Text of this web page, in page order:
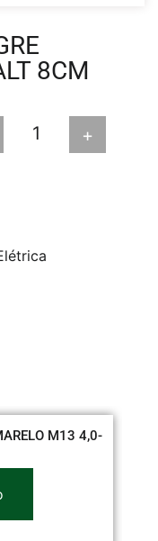
8CM
+
M13 4,0-